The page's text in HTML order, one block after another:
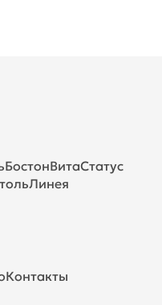
БостонВитаСтатус
Линея
Контакты